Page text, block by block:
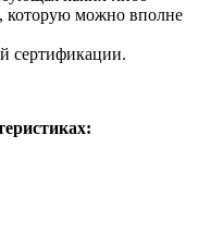
которую можно вполне
сертификации.